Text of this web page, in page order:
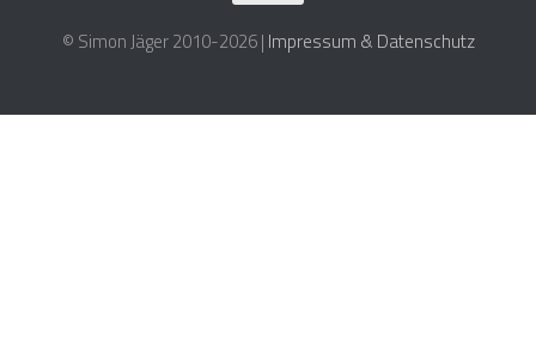
© Simon Jäger 2010-2026 | Impressum & Datenschutz